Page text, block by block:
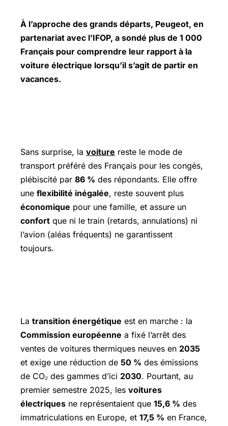
À l’approche des grands départs, Peugeot, en
partenariat avec l’IFOP, a sondé plus de 1 000
Français pour comprendre leur rapport à la
voiture électrique lorsqu’il s’agit de partir en
vacances.
Sans surprise, la voiture reste le mode de
transport préféré des Français pour les congés,
plébiscité par 86 % des répondants. Elle offre
une flexibilité inégalée, reste souvent plus
économique pour une famille, et assure un
confort que ni le train (retards, annulations) ni
l’avion (aléas fréquents) ne garantissent
toujours.
La transition énergétique est en marche : la
Commission européenne a fixé l’arrêt des
ventes de voitures thermiques neuves en 2035
et exige une réduction de 50 % des émissions
de CO₂ des gammes d’ici 2030. Pourtant, au
premier semestre 2025, les voitures
électriques ne représentaient que 15,6 % des
immatriculations en Europe, et 17,5 % en France,